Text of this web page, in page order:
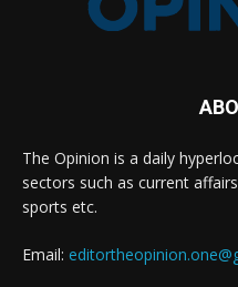
The Opinion is a daily
sectors such as current
sports etc.
Email: